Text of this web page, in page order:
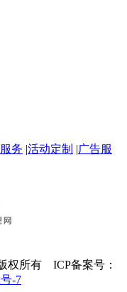
务 |活动定制 |广告服
权所有 ICP备案号：
-7